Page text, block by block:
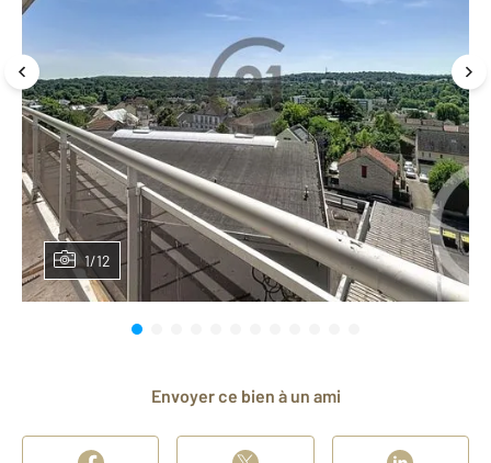
1/12
Envoyer ce bien à un ami